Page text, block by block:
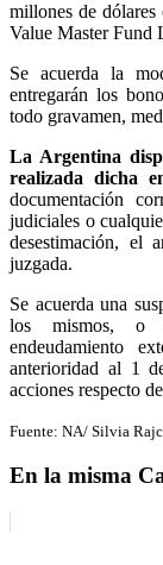
millones de
Value Master Fund
Se acuerda la
entregarán los
todo gravamen,
La Argentina
realizada dicha
documentación
judiciales o
desestimación, el
juzgada.
Se acuerda una
los mismos, o
endeudamiento
anterioridad al 1
acciones respecto
Fuente: NA/ Silvia
En la misma